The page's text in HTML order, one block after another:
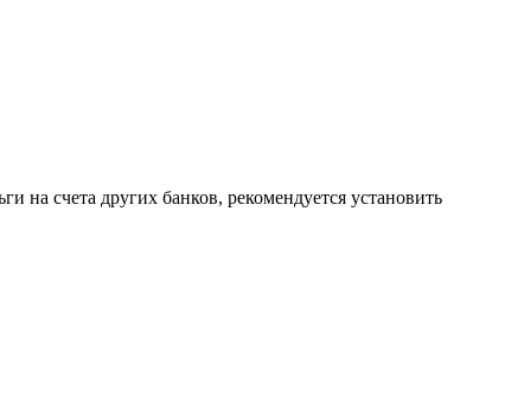
счета других банков, рекомендуется установить